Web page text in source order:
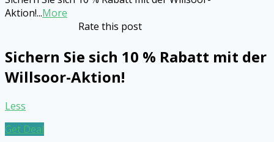
Aktion!...More
Rate this post
Sichern Sie sich 10 % Rabatt mit der
Willsoor-Aktion!
Less
Get Deal